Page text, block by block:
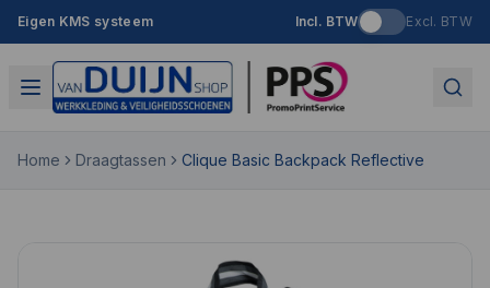
Eigen KMS systeem Incl. BTW Excl. BTW
Home Draagtassen Clique Basic Backpack Reflective